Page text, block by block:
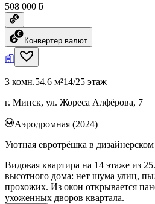
508 000 ƃ
Конвертер валют
3 комн.54.6 м²14/25 этаж
г. Минск, ул. Жореса Алфёрова, 7
Аэродромная (2024)
Уютная евротрёшка в
Видовая квартира на 14 этаже из
высотного дома: нет шума улиц,
прохожих. Из окон открывается
ухоженных дворов квартала.